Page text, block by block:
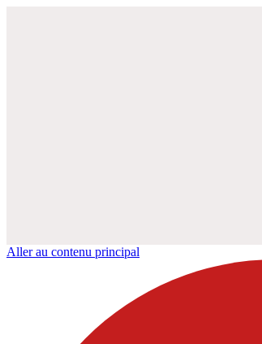
Aller au contenu principal